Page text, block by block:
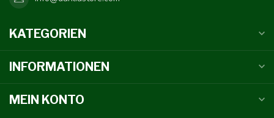
KATEGORIEN
INFORMATIONEN
MEIN KONTO